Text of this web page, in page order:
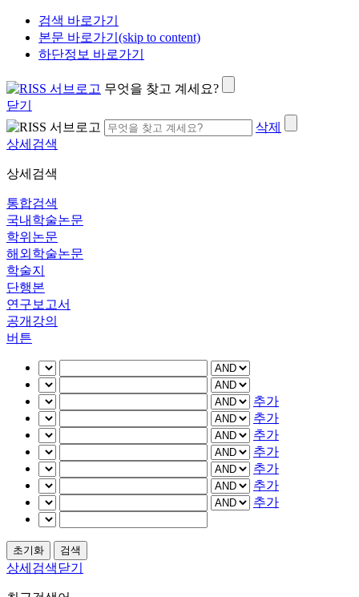
검색 바로가기
본문 바로가기(skip to content)
하단정보 바로가기
무엇을 찾고 계세요?
닫기
삭제
상세검색
상세검색
통합검색
국내학술논문
학위논문
해외학술논문
학술지
단행본
연구보고서
공개강의
버튼
추가
추가
추가
추가
추가
추가
추가
상세검색닫기